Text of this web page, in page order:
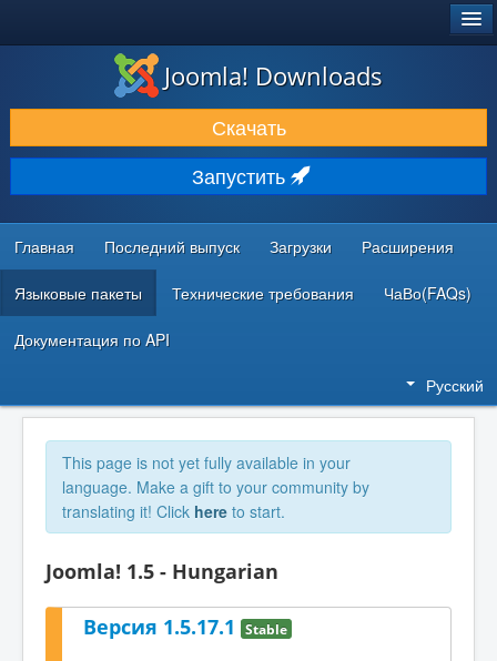
ЗАГРУЗКИ И РАСШИРЕНИЯ
ДОКУМЕНТАЦИЯ И ОБУЧЕНИЕ
СООБЩЕСТВО И ПОДДЕРЖКА
РЕСУРСЫ ДЛЯ РАЗРАБОТЧИКОВ
Joomla! Downloads
Скачать
Запустить
Главная Последний выпуск Загрузки Расширения
Языковые пакеты Технические требования ЧаВо(FAQs)
Документация по API
Русский
This page is not yet fully available in your
language. Make a gift to your community by
translating it! Click here to start.
Joomla! 1.5 - Hungarian
Версия 1.5.17.1 Stable